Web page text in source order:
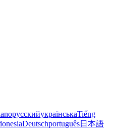
русскийукраїнськаTiếng
Deutschportuguês日本語